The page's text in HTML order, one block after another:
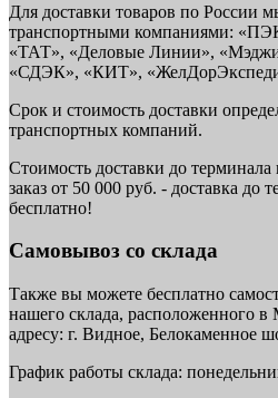
Для доставки товаров по России
транспортными компаниями:
«ТАТ», «Деловые Линии»,
«СДЭК», «КИТ»,
Срок и стоимость доставки
транспортных компаний.
Стоимость доставки до
заказ от 50 000 руб. - доставка до
бесплатно!
Самовывоз со склада
Также вы можете бесплатно
нашего склада, расположенного в
адресу: г. Видное, Белокаменное
График работы склада: